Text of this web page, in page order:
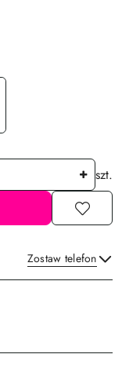
szt.
Zostaw telefon